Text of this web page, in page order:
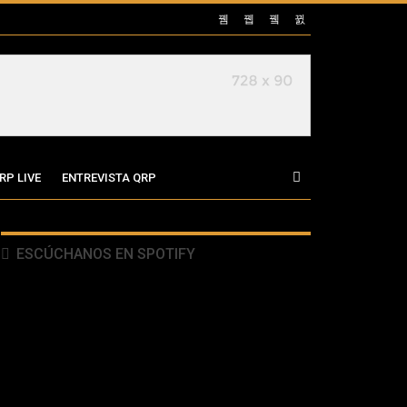
LIVE ENTREVISTA QRP
ESCÚCHANOS EN SPOTIFY